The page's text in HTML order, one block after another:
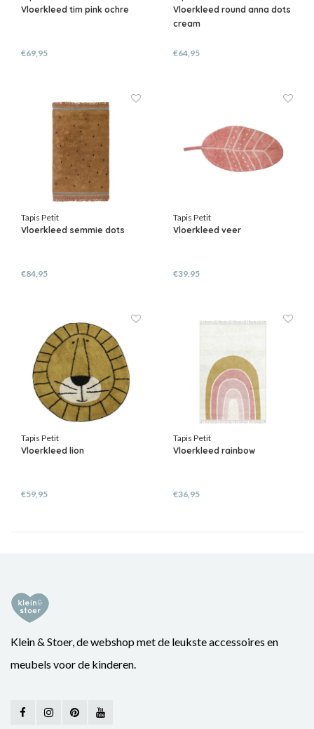
Vloerkleed tim pink ochre
€69,95
Vloerkleed round anna dots
cream
€64,95
Tapis Petit
Vloerkleed semmie dots
€84,95
Tapis Petit
Vloerkleed veer
€39,95
Tapis Petit
Vloerkleed lion
€59,95
Tapis Petit
Vloerkleed rainbow
€36,95
Klein & Stoer, de webshop met de leukste accessoires en
meubels voor de kinderen.